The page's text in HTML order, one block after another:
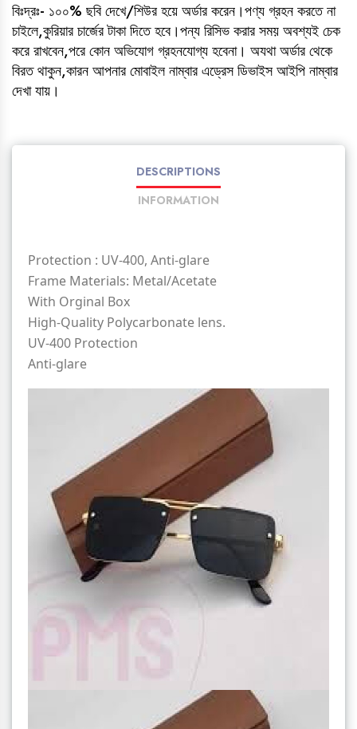
বিঃদ্রঃ- ১০০% ছবি দেখে/শিউর হয়ে অর্ডার করেন।পণ্য গ্রহন করতে না
চাইলে,কুরিয়ার চার্জের টাকা দিতে হবে।পন্য রিসিভ করার সময় অবশ্যই চেক
করে রাখবেন,পরে কোন অভিযোগ গ্রহনযোগ্য হবেনা। অযথা অর্ডার থেকে
বিরত থাকুন,কারন আপনার মোবাইল নাম্বার এড্রেস ডিভাইস আইপি নাম্বার
দেখা যায়।
DESCRIPTIONS
INFORMATION
Protection : UV-400, Anti-glare
Frame Materials: Metal/Acetate
With Orginal Box
High-Quality Polycarbonate lens.
UV-400 Protection
Anti-glare